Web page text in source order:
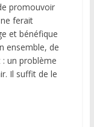
promouvoir
ferait
et bénéfique
ensemble, de
: un problème
Il suffit de le